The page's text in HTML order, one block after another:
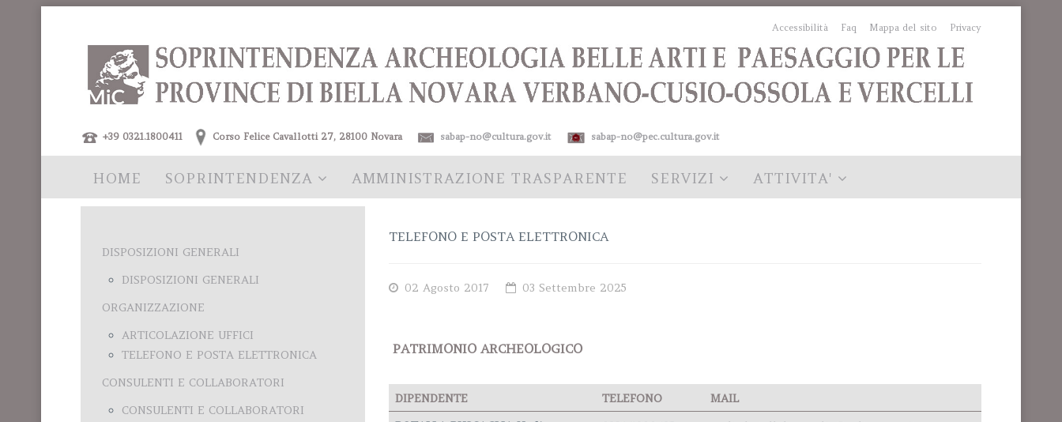
Accessibilità Faq Mappa del sito Privacy
+39 0321.1800411 Corso Felice Cavallotti 27, 28100 Novara sabap-no@cultura.gov.it sabap-no@pec.cultura.gov.it
HOME SOPRINTENDENZA AMMINISTRAZIONE TRASPARENTE SERVIZI ATTIVITA'
DISPOSIZIONI GENERALI
DISPOSIZIONI GENERALI
ORGANIZZAZIONE
ARTICOLAZIONE UFFICI
TELEFONO E POSTA ELETTRONICA
CONSULENTI E COLLABORATORI
CONSULENTI E COLLABORATORI
TELEFONO E POSTA ELETTRONICA
02 Agosto 2017 03 Settembre 2025
PATRIMONIO ARCHEOLOGICO
DIPENDENTE TELEFONO
MAIL